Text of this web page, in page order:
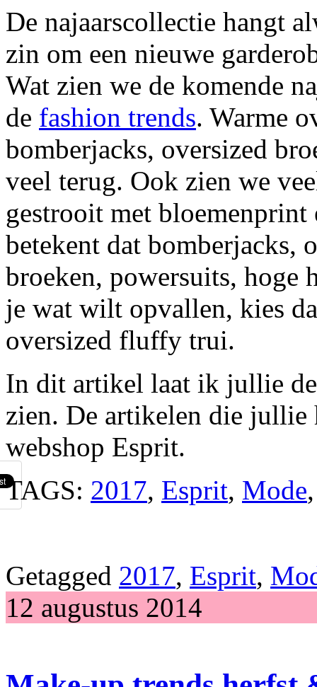
De najaarscollectie hangt
zin om een nieuwe
Wat zien we de komende
de fashion trends. Warme
bomberjacks, oversized
veel terug. Ook zien we
gestrooit met
betekent dat bomberjacks,
broeken, powersuits, hoge
je wat wilt opvallen, kies
oversized fluffy trui.
In dit artikel laat ik jullie
zien. De artikelen die
webshop Esprit.
TAGS: 2017, Esprit, Mode
Getagged 2017, Esprit,
12 augustus 2014